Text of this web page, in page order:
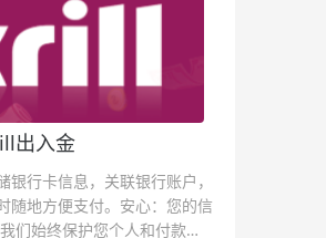
出入金
行卡信息，关联银行账户，
随地方便支付。安心：您的信
们始终保护您个人和付款信